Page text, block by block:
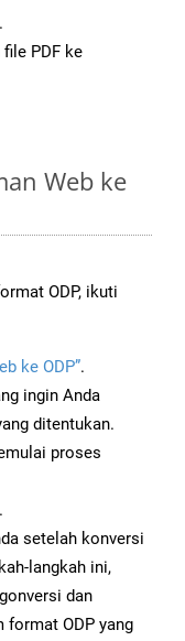
PDF ke
Web ke
ODP, ikuti
ke ODP”.
ingin Anda
ditentukan.
proses
setelah konversi
langkah ini,
dan
format ODP yang